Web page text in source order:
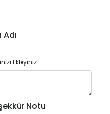
Ekleyiniz
Notu